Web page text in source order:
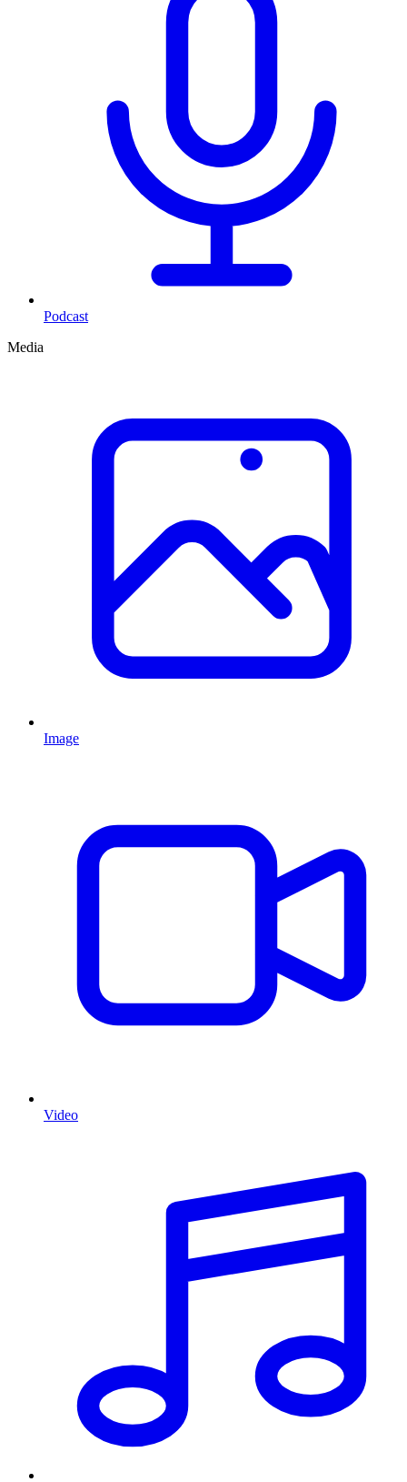
Podcast
Media
Image
Video